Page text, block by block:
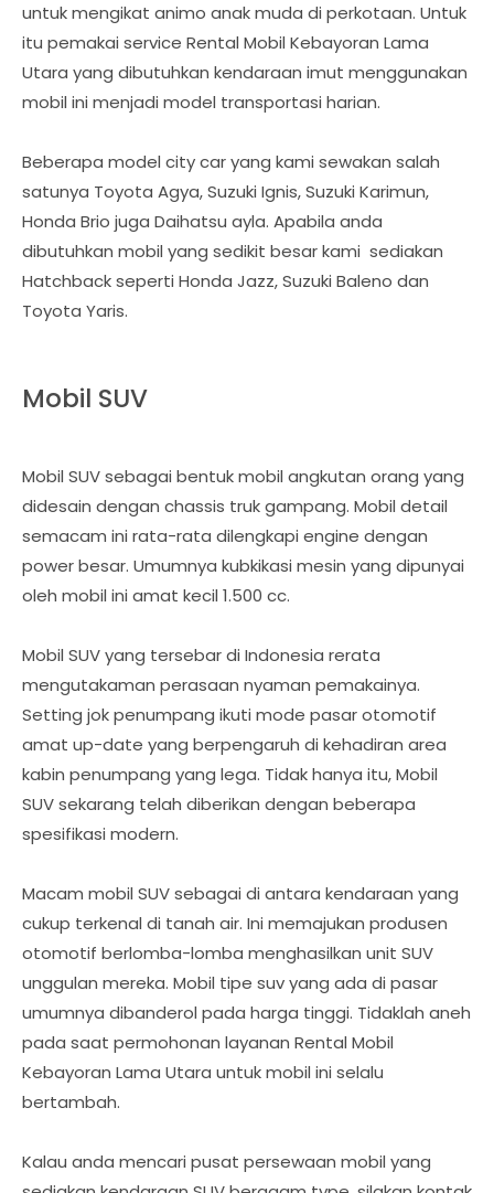
untuk mengikat animo anak muda di perkotaan. Untuk
itu pemakai service Rental Mobil Kebayoran Lama
Utara yang dibutuhkan kendaraan imut menggunakan
mobil ini menjadi model transportasi harian.
Beberapa model city car yang kami sewakan salah
satunya Toyota Agya, Suzuki Ignis, Suzuki Karimun,
Honda Brio juga Daihatsu ayla. Apabila anda
dibutuhkan mobil yang sedikit besar kami sediakan
Hatchback seperti Honda Jazz, Suzuki Baleno dan
Toyota Yaris.
Mobil SUV
Mobil SUV sebagai bentuk mobil angkutan orang yang
didesain dengan chassis truk gampang. Mobil detail
semacam ini rata-rata dilengkapi engine dengan
power besar. Umumnya kubkikasi mesin yang dipunyai
oleh mobil ini amat kecil 1.500 cc.
Mobil SUV yang tersebar di Indonesia rerata
mengutakaman perasaan nyaman pemakainya.
Setting jok penumpang ikuti mode pasar otomotif
amat up-date yang berpengaruh di kehadiran area
kabin penumpang yang lega. Tidak hanya itu, Mobil
SUV sekarang telah diberikan dengan beberapa
spesifikasi modern.
Macam mobil SUV sebagai di antara kendaraan yang
cukup terkenal di tanah air. Ini memajukan produsen
otomotif berlomba-lomba menghasilkan unit SUV
unggulan mereka. Mobil tipe suv yang ada di pasar
umumnya dibanderol pada harga tinggi. Tidaklah aneh
pada saat permohonan layanan Rental Mobil
Kebayoran Lama Utara untuk mobil ini selalu
bertambah.
Kalau anda mencari pusat persewaan mobil yang